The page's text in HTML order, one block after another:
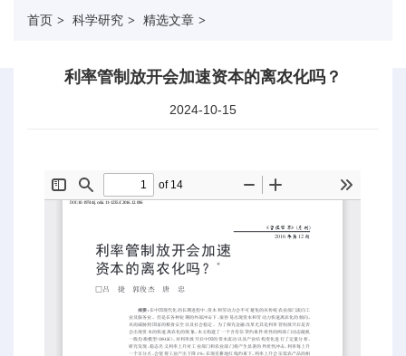
首页 > 科学研究 > 精选文章 >
利率管制放开会加速资本的离农化吗？
2024-10-15